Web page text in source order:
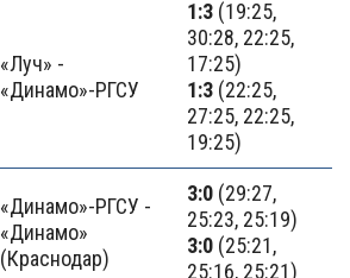
«Луч» -
«Динамо»-РГСУ
1:3 (19:25,
30:28, 22:25,
17:25)
1:3 (22:25,
27:25, 22:25,
19:25)
«Динамо»-РГСУ -
«Динамо»
(Краснодар)
3:0 (29:27,
25:23, 25:19)
3:0 (25:21,
25:16, 25:21)